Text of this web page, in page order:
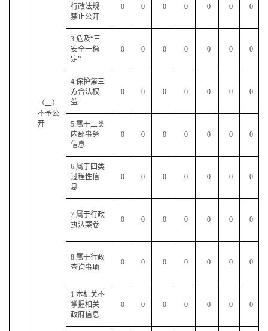
（三）
不予公
开
行政法规
禁止公开
0 0 0 0 0 0 0
3.危及“三
安全一稳
定”
0 0 0 0 0 0 0
4.保护第三
方合法权
益
0 0 0 0 0 0 0
5.属于三类
内部事务
信息
0 0 0 0 0 0 0
6.属于四类
过程性信
息
0 0 0 0 0 0 0
7.属于行政
执法案卷
0 0 0 0 0 0 0
8.属于行政
查询事项
0 0 0 0 0 0 0
1.本机关不
掌握相关
政府信息
0 0 0 0 0 0 0